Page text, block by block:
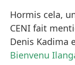
Hormis cela,
CENI fait
Denis Kadima
Bienvenu